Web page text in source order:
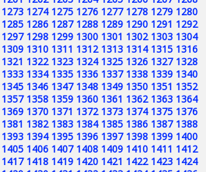
1273 1274 1275 1276 1277 1278 1279 1280
1285 1286 1287 1288 1289 1290 1291 1292
1297 1298 1299 1300 1301 1302 1303 1304
1309 1310 1311 1312 1313 1314 1315 1316
1321 1322 1323 1324 1325 1326 1327 1328
1333 1334 1335 1336 1337 1338 1339 1340
1345 1346 1347 1348 1349 1350 1351 1352
1357 1358 1359 1360 1361 1362 1363 1364
1369 1370 1371 1372 1373 1374 1375 1376
1381 1382 1383 1384 1385 1386 1387 1388
1393 1394 1395 1396 1397 1398 1399 1400
1405 1406 1407 1408 1409 1410 1411 1412
1417 1418 1419 1420 1421 1422 1423 1424